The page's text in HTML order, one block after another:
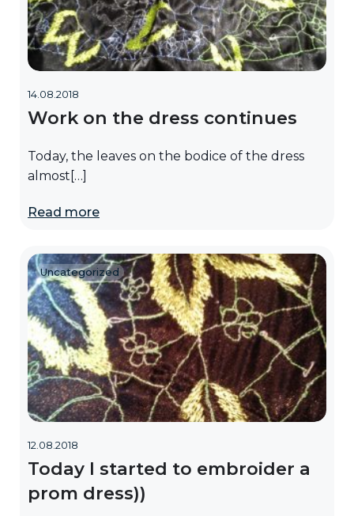
14.08.2018
Work on the dress continues
Today, the leaves on the bodice of the dress
almost[…]
Read more
Uncategorized
12.08.2018
Today I started to embroider a
prom dress))